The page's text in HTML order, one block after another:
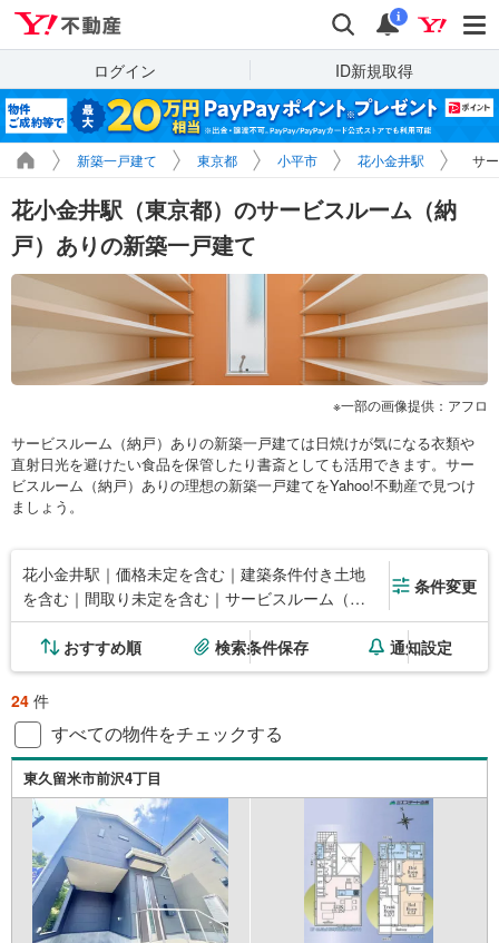
検索 通知
i
ログイン ID新規取得
新築一戸建て 東京都 小平市 花小金井駅 サ
花小金井駅（東京都）のサービスルーム（納
戸）ありの新築一戸建て
一部の画像提供：アフロ
サービスルーム（納戸）ありの新築一戸建ては日焼けが気になる衣類や
直射日光を避けたい食品を保管したり書斎としても活用できます。サー
ビスルーム（納戸）ありの理想の新築一戸建てをYahoo!不動産で見つけ
ましょう。
花小金井駅｜価格未定を含む｜建築条件付き土地
を含む｜間取り未定を含む｜サービスルーム（納
戸）
条件変更
おすすめ順 検索条件保存 通知設定
24 件
すべての物件をチェックする
東久留米市前沢4丁目